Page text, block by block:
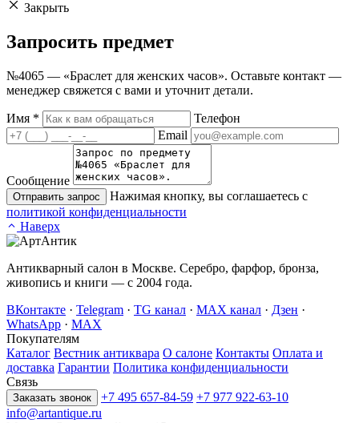
Закрыть
Запросить предмет
№4065 — «Браслет для женских часов». Оставьте контакт —
менеджер свяжется с вами и уточнит детали.
Имя *
Телефон
Email
Сообщение
Отправить запрос
Нажимая кнопку, вы соглашаетесь с
политикой конфиденциальности
Наверх
Антикварный салон в Москве. Серебро, фарфор, бронза,
живопись и книги — с 2004 года.
ВКонтакте · Telegram · TG канал · MAX канал · Дзен ·
WhatsApp · MAX
Покупателям
Каталог Вестник антиквара О салоне Контакты Оплата и
доставка Гарантии Политика конфиденциальности
Связь
Заказать звонок +7 495 657-84-59 +7 977 922-63-10
info@artantique.ru